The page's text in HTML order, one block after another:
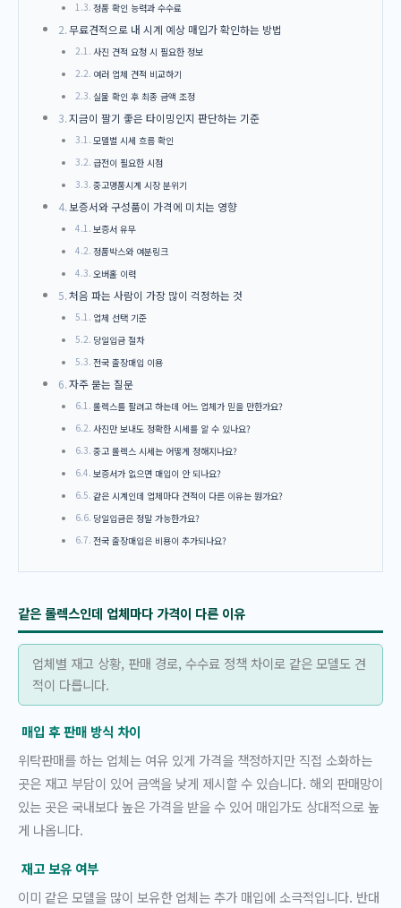
정품 확인 능력과 수수료
무료견적으로 내 시계 예상 매입가 확인하는 방법
사진 견적 요청 시 필요한 정보
여러 업체 견적 비교하기
실물 확인 후 최종 금액 조정
지금이 팔기 좋은 타이밍인지 판단하는 기준
모델별 시세 흐름 확인
급전이 필요한 시점
중고명품시계 시장 분위기
보증서와 구성품이 가격에 미치는 영향
보증서 유무
정품박스와 여분링크
오버홀 이력
처음 파는 사람이 가장 많이 걱정하는 것
업체 선택 기준
당일입금 절차
전국 출장매입 이용
자주 묻는 질문
롤렉스를 팔려고 하는데 어느 업체가 믿을 만한가요?
사진만 보내도 정확한 시세를 알 수 있나요?
중고 롤렉스 시세는 어떻게 정해지나요?
보증서가 없으면 매입이 안 되나요?
같은 시계인데 업체마다 견적이 다른 이유는 뭔가요?
당일입금은 정말 가능한가요?
전국 출장매입은 비용이 추가되나요?
같은 롤렉스인데 업체마다 가격이 다른 이유
업체별 재고 상황, 판매 경로, 수수료 정책 차이로 같은 모델도 견
적이 다릅니다.
매입 후 판매 방식 차이
위탁판매를 하는 업체는 여유 있게 가격을 책정하지만 직접 소화하는
곳은 재고 부담이 있어 금액을 낮게 제시할 수 있습니다. 해외 판매망이
있는 곳은 국내보다 높은 가격을 받을 수 있어 매입가도 상대적으로 높
게 나옵니다.
재고 보유 여부
이미 같은 모델을 많이 보유한 업체는 추가 매입에 소극적입니다. 반대